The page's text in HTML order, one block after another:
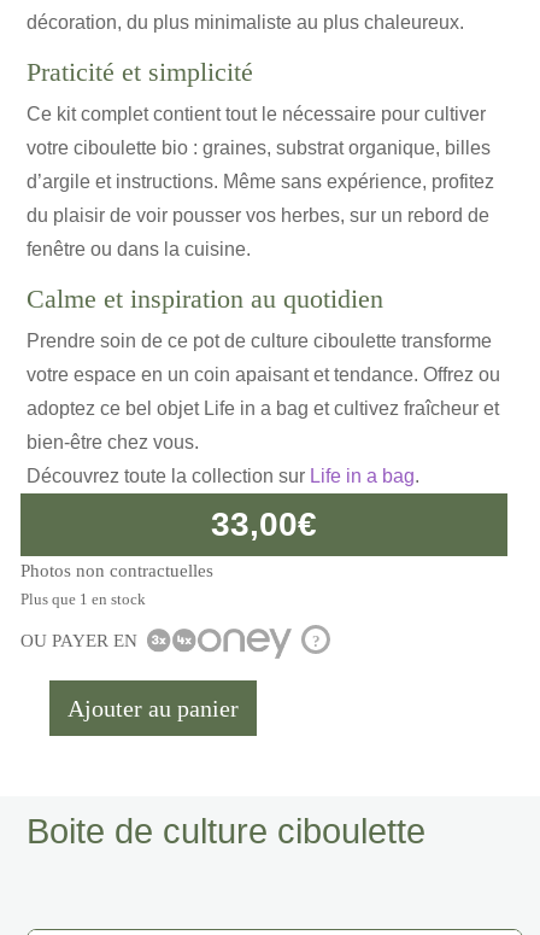
décoration, du plus minimaliste au plus chaleureux.
Praticité et simplicité
Ce kit complet contient tout le nécessaire pour cultiver
votre ciboulette bio : graines, substrat organique, billes
d’argile et instructions. Même sans expérience, profitez
du plaisir de voir pousser vos herbes, sur un rebord de
fenêtre ou dans la cuisine.
Calme et inspiration au quotidien
Prendre soin de ce pot de culture ciboulette transforme
votre espace en un coin apaisant et tendance. Offrez ou
adoptez ce bel objet Life in a bag et cultivez fraîcheur et
bien-être chez vous.
Découvrez toute la collection sur Life in a bag.
33,00€
Photos non contractuelles
Plus que 1 en stock
OU PAYER EN ?
quantité
culture
Ajouter au panier
Boite de culture ciboulette